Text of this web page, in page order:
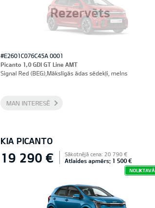
Rezervēts
#E2601C076C45A 0001
Picanto 1,0 GDI GT Line AMT
Signal Red (BEG),Mākslīgās ādas sēdekļi, melns
MAN INTERESĒ
KIA PICANTO
19 290 € Sākotnējā cena: 20 790 €
Atlaides apmērs: 1 500 €
NOLIKTAVĀ